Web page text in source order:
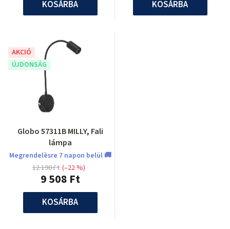
KOSÁRBA KOSÁRBA
AKCIÓ
ÚJDONSÁG
Globo 57311B MILLY, Fali
lámpa
Megrendelèsre 7 napon belül 🚚
9 508 Ft
12 190 Ft (–22 %)
KOSÁRBA